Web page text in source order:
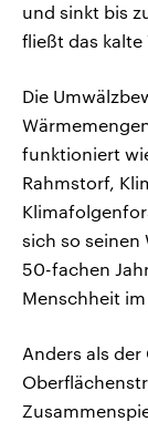
und sinkt bis
fließt das kalte
Die
funktioniert
Rahmstorf,
sich so seinen
50-fachen
Menschheit im
Anders als